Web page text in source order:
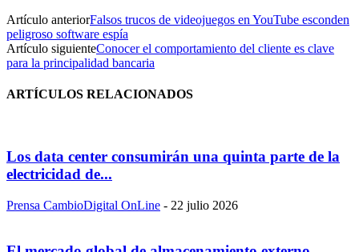
Artículo anteriorFalsos trucos de videojuegos en YouTube esconden
peligroso software espía
Artículo siguienteConocer el comportamiento del cliente es clave
para la principalidad bancaria
ARTÍCULOS RELACIONADOS
Los data center consumirán una quinta parte de la
electricidad de...
Prensa CambioDigital OnLine - 22 julio 2026